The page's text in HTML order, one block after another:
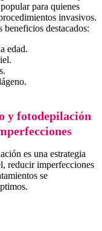
para quienes
invasivos.
destacados:
edad.
y fotodepilación
es una estrategia
reducir imperfecciones
se